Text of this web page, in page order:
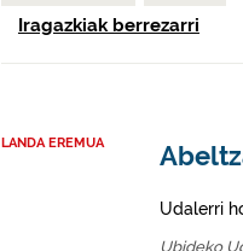
Iragazkiak berrezarri
LANDA EREMUA
Udalerri
Ubideko